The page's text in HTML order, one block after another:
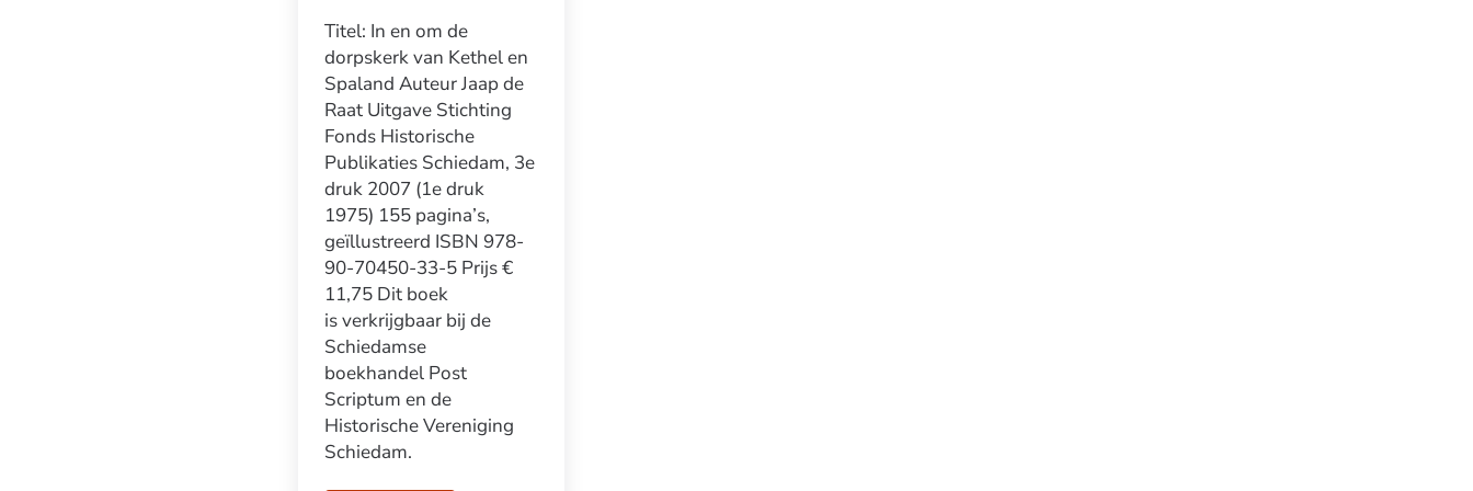
Titel: In en om de
dorpskerk van Kethel en
Spaland Auteur Jaap de
Raat Uitgave Stichting
Fonds Historische
Publikaties Schiedam, 3e
druk 2007 (1e druk
1975) 155 pagina’s,
geïllustreerd ISBN 978-
90-70450-33-5 Prijs €
11,75 Dit boek
is verkrijgbaar bij de
Schiedamse
boekhandel Post
Scriptum en de
Historische Vereniging
Schiedam.